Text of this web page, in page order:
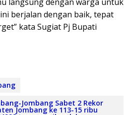
berjalan dengan baik, tepat
kata Sugiat Pj Bupati
Jombang Sabet 2 Rekor
Jombang ke 113-15 ribu